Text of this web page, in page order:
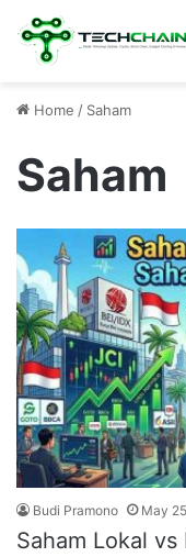
Home / Saham
Saham
Budi Pramono May
Saham Lokal